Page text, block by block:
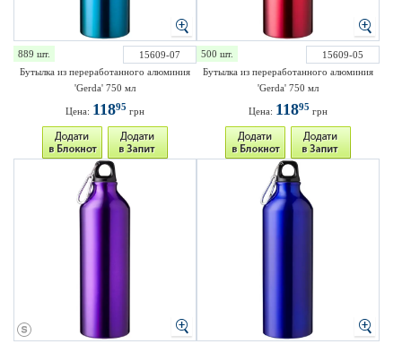
889 шт.
15609-07
Бутылка из переработанного алюминия
'Gerda' 750 мл
Цена: 11895 грн
500 шт.
15609-05
Бутылка из переработанного алюминия
'Gerda' 750 мл
Цена: 11895 грн